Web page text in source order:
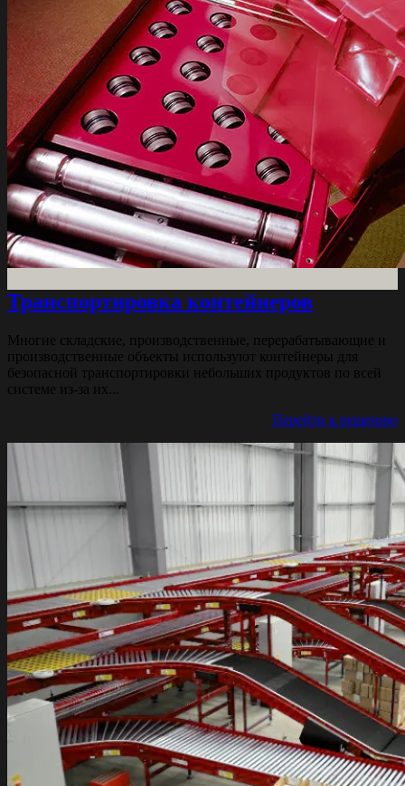
Транспортировка контейнеров
Многие складские, производственные, перерабатывающие и
производственные объекты используют контейнеры для
безопасной транспортировки небольших продуктов по всей
системе из-за их...
Перейти к решению